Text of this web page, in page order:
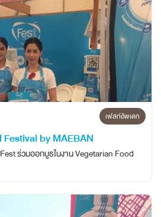
เฟสท์อัพเดท
by MAEBAN
Food